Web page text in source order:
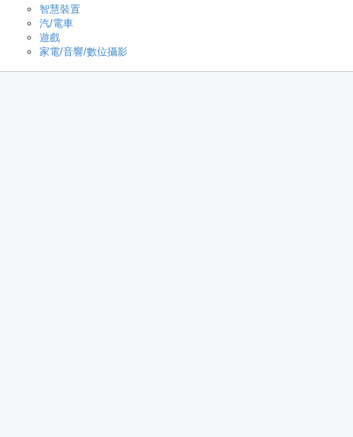
智慧裝置
汽/電車
遊戲
家電/音響/數位攝影